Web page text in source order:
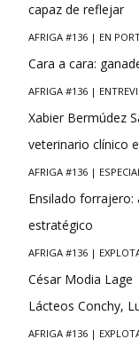
capaz de reflejar
AFRIGA #136 | EN
Cara a cara:
AFRIGA #136 |
Xabier Bermúdez
veterinario clínico
AFRIGA #136 |
Ensilado forrajero:
estratégico
AFRIGA #136 |
César Modia Lage
Lácteos Conchy,
AFRIGA #136 |